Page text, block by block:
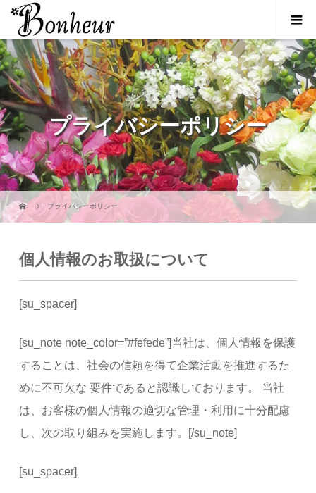
プライバシーポリシー
プライバシーポリシー
個人情報のお取扱について
[su_spacer]
[su_note note_color=”#fefede”]当社は、個人情報を保護
することは、社会の信頼を得て企業活動を推進するた
めに不可欠な 要件であると認識しております。 当社
は、お客様の個人情報の適切な管理・利用に十分配慮
し、次の取り組みを実施します。[/su_note]
[su_spacer]